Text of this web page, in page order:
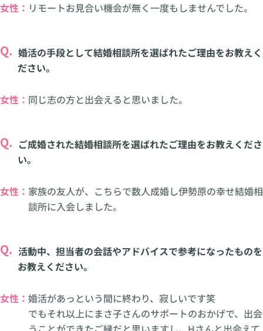
女性： リモートお見合い機会が無く一度もしませんでした。
Q. 婚活の手段として結婚相談所を選ばれたご理由をお教えく
ださい。
女性： 同じ志の方と出会えると思いました。
Q. ご成婚された結婚相談所を選ばれたご理由をお教えくださ
い。
女性： 家族の友人が、こちらで数人成婚し伊勢原の幸せ結婚相
談所に入会しました。
Q. 活動中、担当者の会話やアドバイスで参考になったものを
お教えください。
女性： 婚活があっという間に終わり、寂しいです笑
でもそれ以上にまさ子さんのサポートのおかげで、出会